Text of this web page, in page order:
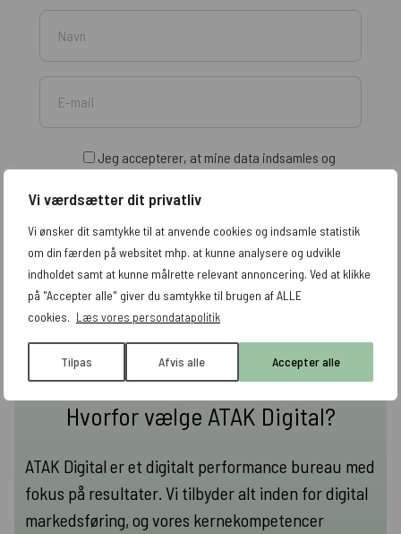
Vi værdsætter dit privatliv
Vi ønsker dit samtykke til at anvende cookies og indsamle statistik
om din færden på websitet mhp. at kunne analysere og udvikle
indholdet samt at kunne målrette relevant annoncering. Ved at klikke
på "Accepter alle" giver du samtykke til brugen af ALLE
cookies. Læs vores persondatapolitik
Tilpas Afvis alle Accepter alle
Jeg accepterer, at mine data indsamles og
tilmelder dig vores nyhedsbrev.
Hvorfor vælge ATAK Digital?
ATAK Digital er et digitalt performance bureau med
fokus på resultater. Vi tilbyder alt inden for digital
markedsføring, og vores kernekompetencer